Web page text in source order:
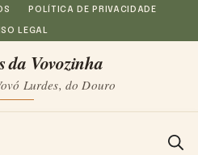
POLÍTICA DE PRIVACIDADE
LEGAL
da Vovozinha
Lurdes, do Douro